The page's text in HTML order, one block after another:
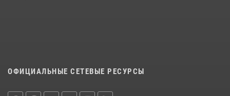
ОФИЦИАЛЬНЫЕ СЕТЕВЫЕ РЕСУРСЫ